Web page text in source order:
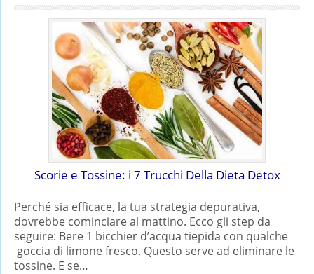
Scorie e Tossine: i 7 Trucchi Della Dieta Detox
Perché sia efficace, la tua strategia depurativa,
dovrebbe cominciare al mattino. Ecco gli step da
seguire: Bere 1 bicchier d’acqua tiepida con qualche
goccia di limone fresco. Questo serve ad eliminare le
tossine. E se…